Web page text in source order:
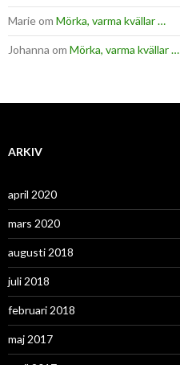
Marieom Mörka, varma kvällar …
Johanna om Mörka, varma kvällar …
ARKIV
april 2020
mars 2020
augusti 2018
juli 2018
februari 2018
maj 2017